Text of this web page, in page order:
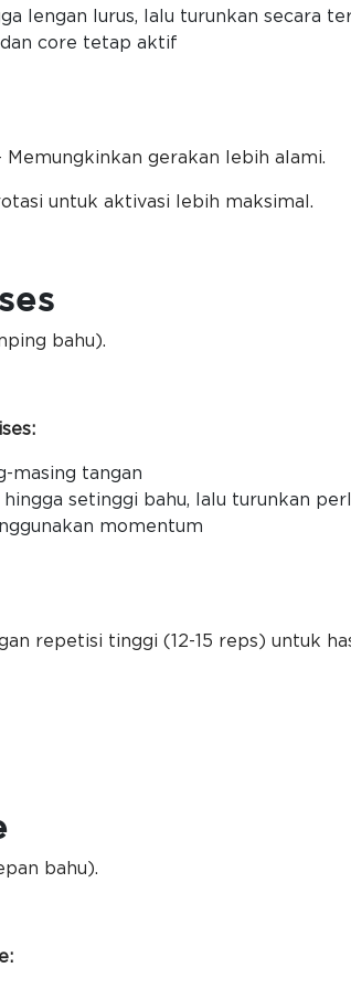
lengan lurus, lalu turunkan secara
core tetap aktif
Memungkinkan gerakan lebih alami.
untuk aktivasi lebih maksimal.
bahu).
masing tangan
setinggi bahu, lalu turunkan
momentum
repetisi tinggi (12-15 reps) untuk
bahu).